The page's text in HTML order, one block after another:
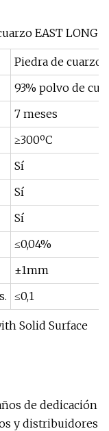
EAST LONG
Piedra de cuarzo
93% polvo de
7 meses
≥300ºC
Sí
Sí
Sí
≤0,04%
±1mm
≤0,1
de dedicación
y distribuidores